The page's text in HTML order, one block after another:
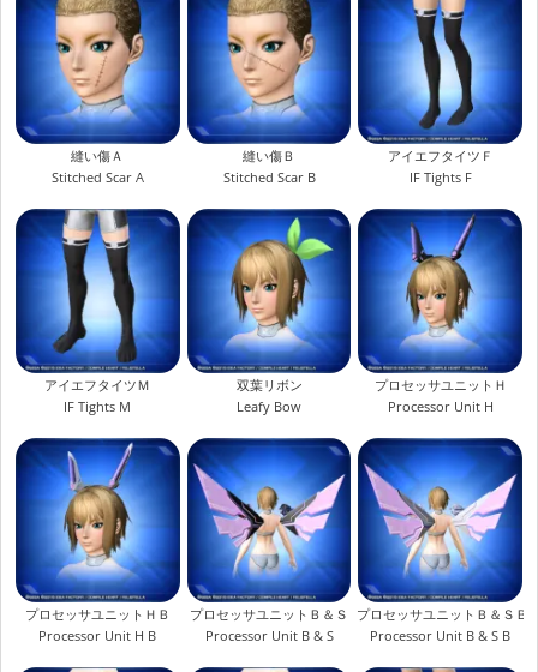
縫い傷Ａ
Stitched Scar A
縫い傷Ｂ
Stitched Scar B
アイエフタイツＦ
IF Tights F
アイエフタイツＭ
IF Tights M
双葉リボン
Leafy Bow
プロセッサユニットＨ
Processor Unit H
プロセッサユニットＨＢ
Processor Unit H B
プロセッサユニットＢ＆Ｓ
Processor Unit B & S
プロセッサユニットＢ＆ＳＢ
Processor Unit B & S B